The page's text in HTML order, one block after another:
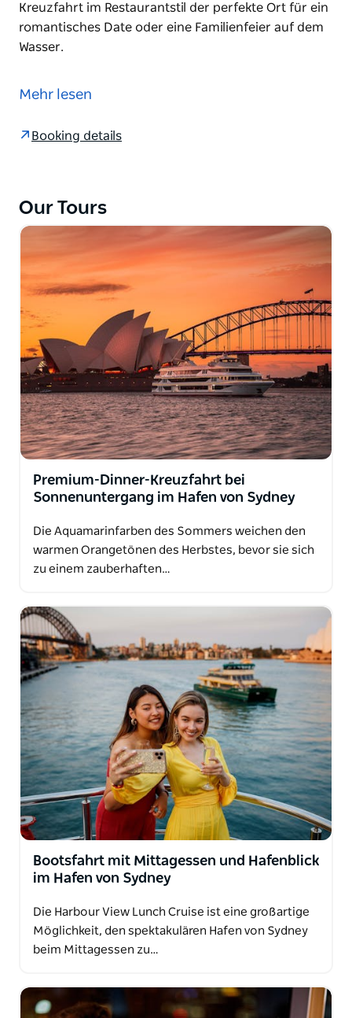
Kreuzfahrt im Restaurantstil der perfekte Ort für ein
romantisches Date oder eine Familienfeier auf dem
Wasser.
alles, was die Stadt so besonders macht:
Ambiente. Vor der spektakulären Kulisse der
romantisches Date oder eine Familienfeier auf dem
Wasser.
Mehr lesen
Booking details
Our Tours
Premium-Dinner-Kreuzfahrt bei
Sonnenuntergang im Hafen von Sydney
Die Aquamarinfarben des Sommers weichen den
warmen Orangetönen des Herbstes, bevor sie sich
zu einem zauberhaften…
Bootsfahrt mit Mittagessen und Hafenblick
im Hafen von Sydney
Die Harbour View Lunch Cruise ist eine großartige
Möglichkeit, den spektakulären Hafen von Sydney
beim Mittagessen zu…